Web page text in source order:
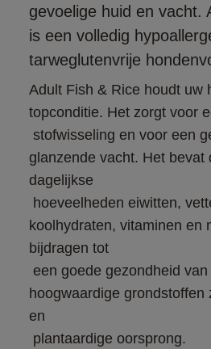
gevoelige huid en vacht.
is een volledig
tarweglutenvrije
Adult Fish & Rice houdt uw
topconditie. Het zorgt voor
glanzende vacht. Het bevat
dagelijkse
koolhydraten, vitaminen en
bijdragen tot
hoogwaardige grondstoffen
en
plantaardige oorsprong.